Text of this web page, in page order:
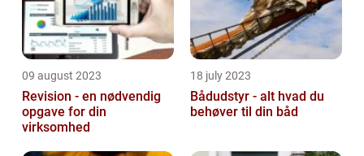
09 august 2023
Revision - en nødvendig
opgave for din
virksomhed
18 july 2023
Bådudstyr - alt hvad du
behøver til din båd